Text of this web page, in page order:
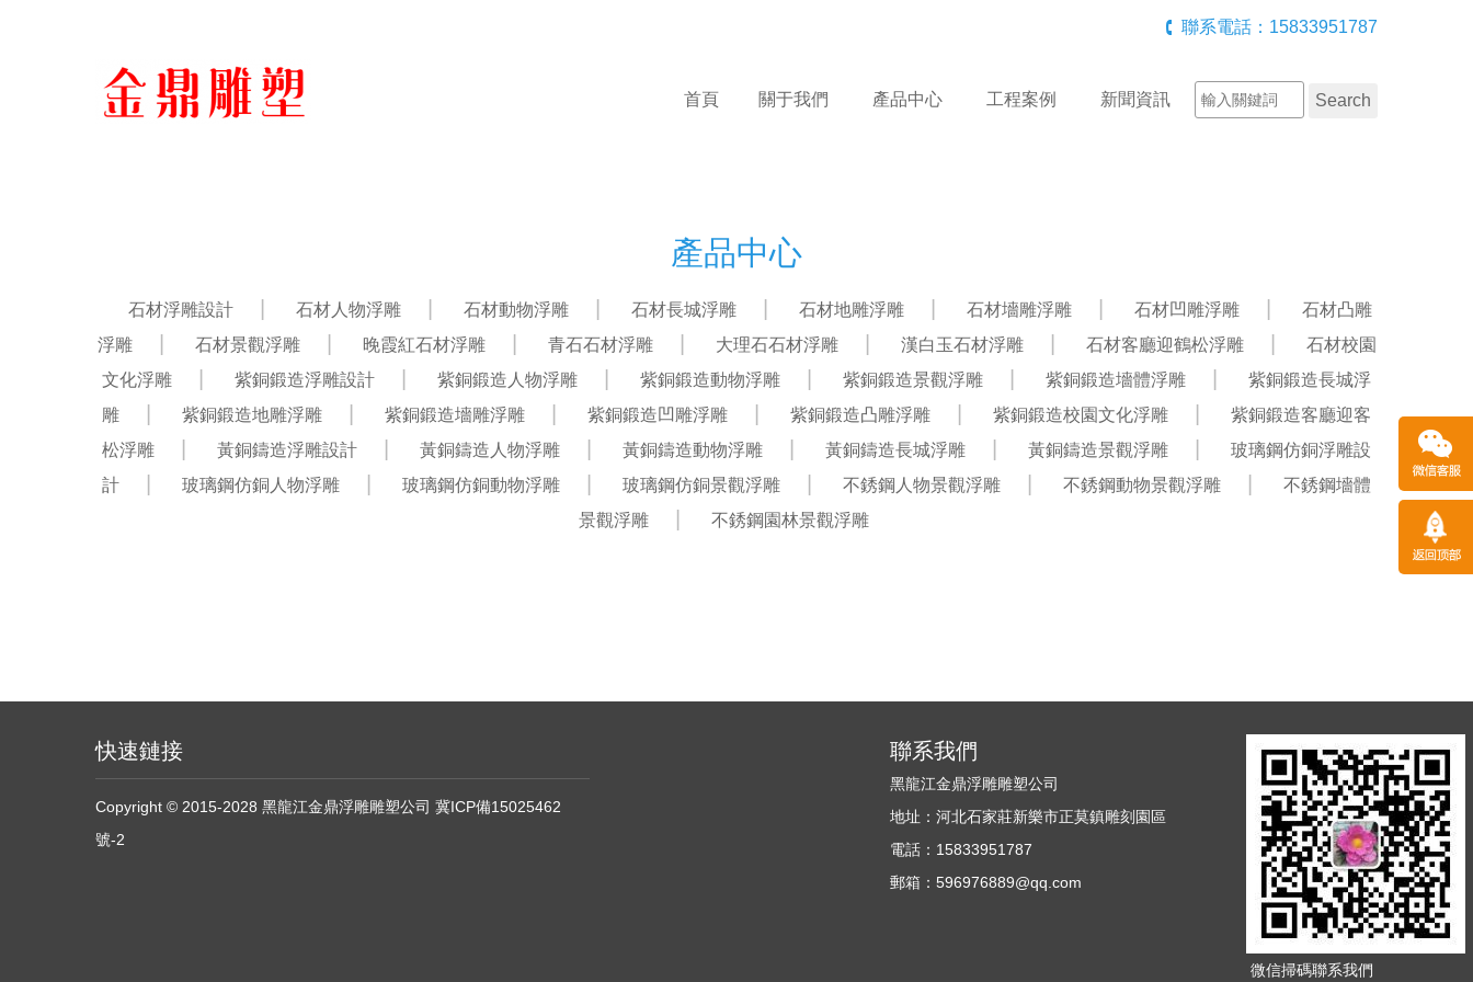
聯系電話：15833951787
首頁 關于我們 產品中心 工程案例 新聞資訊
產品中心
石材浮雕設計 石材人物浮雕 石材動物浮雕 石材長城浮雕 石材地雕浮雕 石材墻雕浮雕 石材凹雕浮雕
石材凸雕
浮雕
石材景觀浮雕 晚霞紅石材浮雕 青石石材浮雕 大理石石材浮雕 漢白玉石材浮雕 石材客廳迎鶴松浮雕
石材校園
文化浮雕
紫銅鍛造浮雕設計 紫銅鍛造人物浮雕 紫銅鍛造動物浮雕 紫銅鍛造景觀浮雕 紫銅鍛造墻體浮雕
紫銅鍛造長城浮
雕
紫銅鍛造地雕浮雕 紫銅鍛造墻雕浮雕 紫銅鍛造凹雕浮雕 紫銅鍛造凸雕浮雕 紫銅鍛造校園文化浮雕
紫銅鍛造客廳迎客
松浮雕
黃銅鑄造浮雕設計 黃銅鑄造人物浮雕 黃銅鑄造動物浮雕 黃銅鑄造長城浮雕 黃銅鑄造景觀浮雕
玻璃鋼仿銅浮雕設
計
玻璃鋼仿銅人物浮雕 玻璃鋼仿銅動物浮雕 玻璃鋼仿銅景觀浮雕 不銹鋼人物景觀浮雕 不銹鋼動物景觀浮雕
不銹鋼墻體
景觀浮雕
不銹鋼園林景觀浮雕
快速鏈接
Copyright © 2015-2028 黑龍江金鼎浮雕雕塑公司 冀ICP備15025462
號-2
聯系我們
黑龍江金鼎浮雕雕塑公司
地址：河北石家莊新樂市正莫鎮雕刻園區
電話：15833951787
郵箱：596976889@qq.com
微信掃碼聯系我們